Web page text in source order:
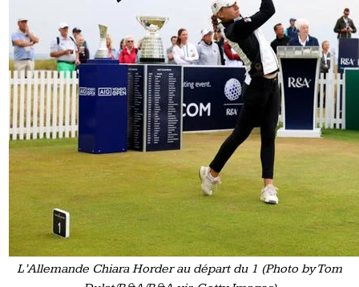
L’Allemande Chiara Horder au départ du 1 (Photo by Tom